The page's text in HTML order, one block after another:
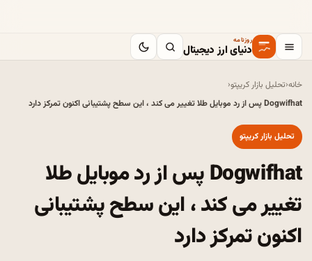
روزنامه
دنیای ارز دیجیتال
خانه‹تحلیل بازار کریپتو‹
Dogwifhat پس از رد موبایل طلا تغییر می کند ، این سطح پشتیبانی اکنون تمرکز دارد
تحلیل بازار کریپتو
Dogwifhat پس از رد موبایل طلا
تغییر می کند ، این سطح پشتیبانی
اکنون تمرکز دارد